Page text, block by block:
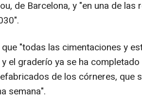
de Barcelona, y "en una de las
"todas las cimentaciones y
el graderío ya se ha
de los córneres, que
semana".